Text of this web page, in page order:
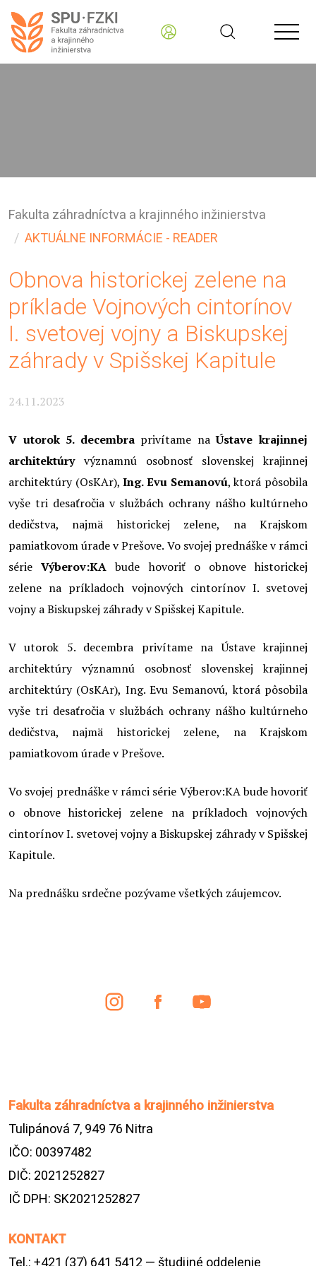
Fakulta záhradníctva a krajinného inžinierstva
AKTUÁLNE INFORMÁCIE - READER
Obnova historickej zelene na
príklade Vojnových cintorínov
I. svetovej vojny a Biskupskej
záhrady v Spišskej Kapitule
24.11.2023
V utorok 5. decembraprivítame naÚstave krajinnej
architektúryvýznamnú osobnosť slovenskej krajinnej
architektúry (OsKAr),Ing. Evu Semanovú, ktorá pôsobila
vyše tri desaťročia v službách ochrany nášho kultúrneho
dedičstva, najmä historickej zelene, na Krajskom
pamiatkovom úrade v Prešove. Vo svojej prednáške v rámci
sérieVýberov:KA bude hovoriť o obnove historickej
zelene na príkladoch vojnových cintorínov I. svetovej
vojny a Biskupskej záhrady v Spišskej Kapitule.
V utorok 5. decembra privítame na Ústave krajinnej
architektúry významnú osobnosť slovenskej krajinnej
architektúry (OsKAr), Ing. Evu Semanovú, ktorá pôsobila
vyše tri desaťročia v službách ochrany nášho kultúrneho
dedičstva, najmä historickej zelene, na Krajskom
pamiatkovom úrade v Prešove.
Vo svojej prednáške v rámci série Výberov:KA bude hovoriť
o obnove historickej zelene na príkladoch vojnových
cintorínov I. svetovej vojny a Biskupskej záhrady v Spišskej
Kapitule.
Na prednášku srdečne pozývame všetkých záujemcov.
Fakulta záhradníctva a krajinného inžinierstva
Tulipánová 7, 949 76 Nitra
IČO: 00397482
DIČ: 2021252827
IČ DPH: SK2021252827
KONTAKT
Tel.: +421 (37) 641 5412 — študijné oddelenie